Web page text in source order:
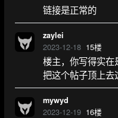
链接是正常的
zaylei
2023-12-18 15楼
楼主，你写得实
把这个帖子顶上去
mywyd
2023-12-19 16楼